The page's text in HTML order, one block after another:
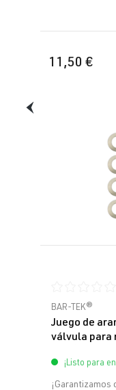
11,50 €
Calificación
BAR-TEK®
Juego de
válvula para
¡Listo para